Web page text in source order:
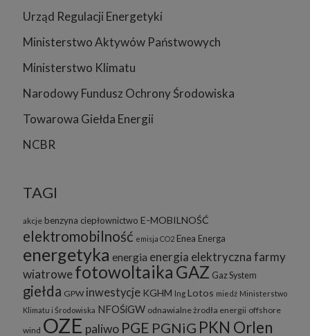
Urząd Regulacji Energetyki
Ministerstwo Aktywów Państwowych
Ministerstwo Klimatu
Narodowy Fundusz Ochrony Środowiska
Towarowa Giełda Energii
NCBR
TAGI
akcje benzyna ciepłownictwo E-MOBILNOŚĆ
elektromobilność emisja CO2 Enea Energa
energetyka energia energia elektrycznafarmy
wiatrowefotowoltaika GAZ Gaz System
giełda GPW inwestycje KGHM lng Lotos miedź Ministerstwo
Klimatu i Środowiska NFOŚiGW odnawialne żrodła energii offshore
wind OZE paliwo PGE PGNiG PKN Orlen